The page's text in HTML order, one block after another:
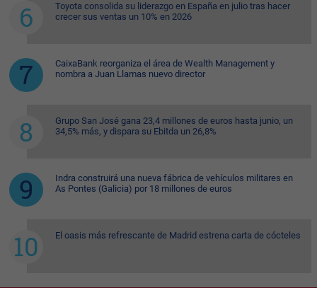
Toyota consolida su liderazgo en España en julio tras hacer
crecer sus ventas un 10% en 2026
CaixaBank reorganiza el área de Wealth Management y
nombra a Juan Llamas nuevo director
Grupo San José gana 23,4 millones de euros hasta junio, un
34,5% más, y dispara su Ebitda un 26,8%
Indra construirá una nueva fábrica de vehículos militares en
As Pontes (Galicia) por 18 millones de euros
El oasis más refrescante de Madrid estrena carta de cócteles